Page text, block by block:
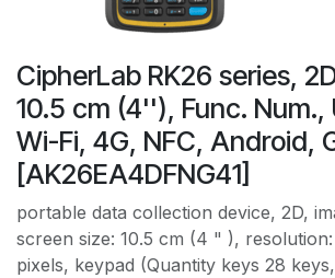
CipherLab RK26 series,
10.5 cm (4''), Func. Num.,
Wi-Fi, 4G, NFC, Android,
[AK26EA4DFNG41]
portable data collection device, 2D,
screen size: 10.5 cm (4 " ),
pixels, keypad (Quantity keys 28